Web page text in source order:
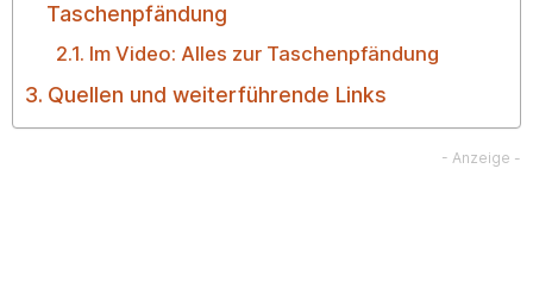
Taschenpfändung
Im Video: Alles zur Taschenpfändung
Quellen und weiterführende Links